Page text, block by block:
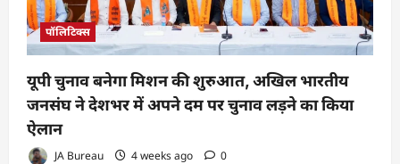
पॉलिटिक्स
यूपी चुनाव बनेगा मिशन की शुरुआत, अखिल भारतीय
जनसंघ ने देशभर में अपने दम पर चुनाव लड़ने का किया
ऐलान
JA Bureau 4 weeks ago 0